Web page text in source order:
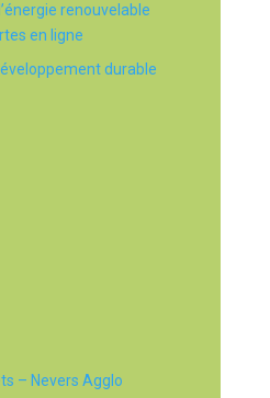
renouvelable
en ligne
durable
– Nevers Agglo